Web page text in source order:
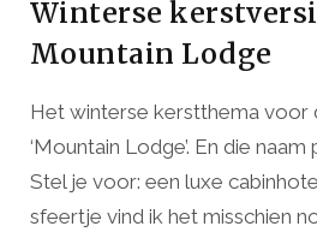
Winterse
Mountain Lodge
Het winterse kerstthema voor
‘Mountain Lodge’. En die
Stel je voor: een luxe
sfeertje vind ik het misschien